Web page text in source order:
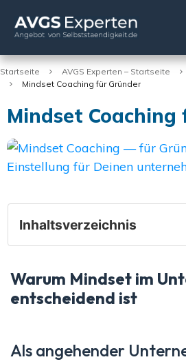
Startseite AVGS Experten – Startseite
Mindset Coaching für Gründer
Mindset
Inhaltsverzeichnis
Warum Mindset im
entscheidend ist
Als angehender